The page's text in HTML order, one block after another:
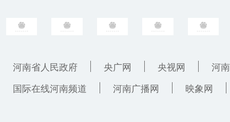
河南省人民政府 央广网 央视网
河
国际在线河南频道
河南广播网 映象网